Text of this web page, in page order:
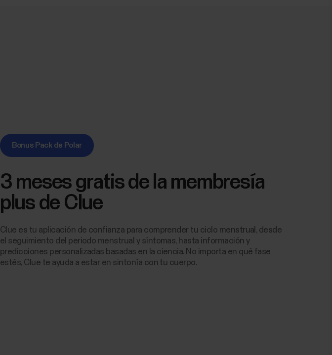
Bonus Pack de Polar
3 meses gratis de la membresía
plus de Clue
Clue es tu aplicación de confianza para comprender tu ciclo menstrual, desde
el seguimiento del periodo menstrual y síntomas, hasta información y
predicciones personalizadas basadas en la ciencia. No importa en qué fase
estés, Clue te ayuda a estar en sintonía con tu cuerpo.